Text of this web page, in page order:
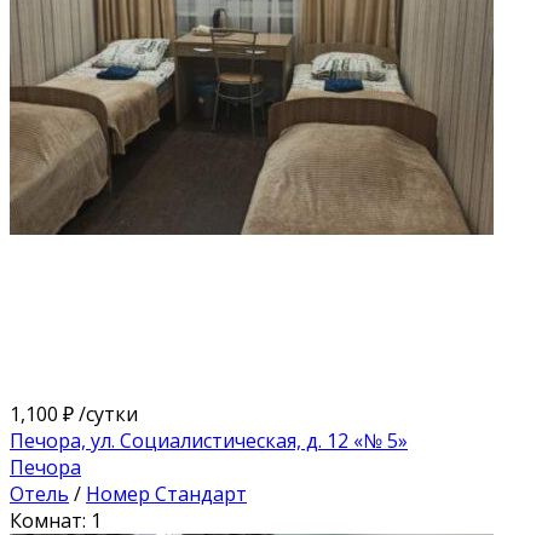
1,100 ₽/сутки
Печора, ул. Социалистическая, д. 12 «№ 5»
Печора
Отель / Номер Стандарт
Комнат: 1